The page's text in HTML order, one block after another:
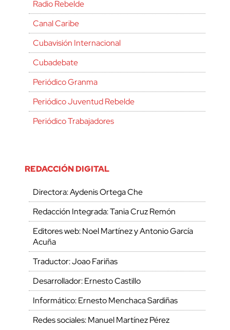
Radio Rebelde
Canal Caribe
Cubavisión Internacional
Cubadebate
Periódico Granma
Periódico Juventud Rebelde
Periódico Trabajadores
REDACCIÓN DIGITAL
Directora: Aydenis Ortega Che
Redacción Integrada: Tania Cruz Remón
Editores web: Noel Martínez y Antonio García
Acuña
Traductor: Joao Fariñas
Desarrollador: Ernesto Castillo
Informático: Ernesto Menchaca Sardiñas
Redes sociales: Manuel Martínez Pérez